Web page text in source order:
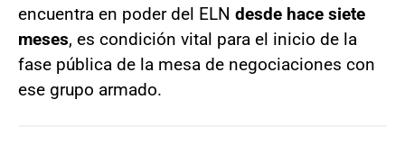
encuentra en poder del ELN desde hace siete
meses, es condición vital para el inicio de la
fase pública de la mesa de negociaciones con
ese grupo armado.